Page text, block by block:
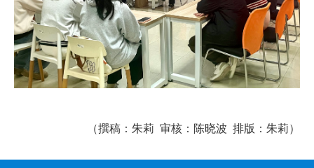
（撰稿：朱莉 审核：陈晓波 排版：朱莉）